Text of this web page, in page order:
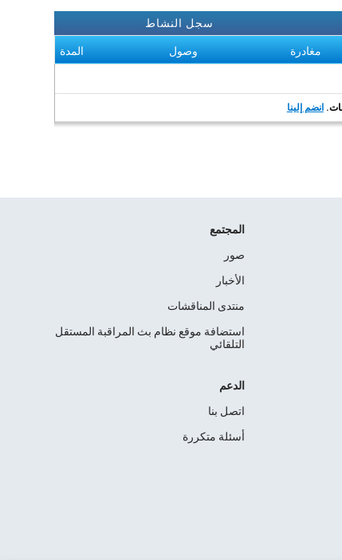
سجل النشاط
مغادرة وصول المدة
انضم إلينا
المجتمع
صور
الأخبار
منتدى المناقشات
استضافة موقع نظام بث المراقبة المستقل
التلقائي
الدعم
اتصل بنا
أسئلة متكررة